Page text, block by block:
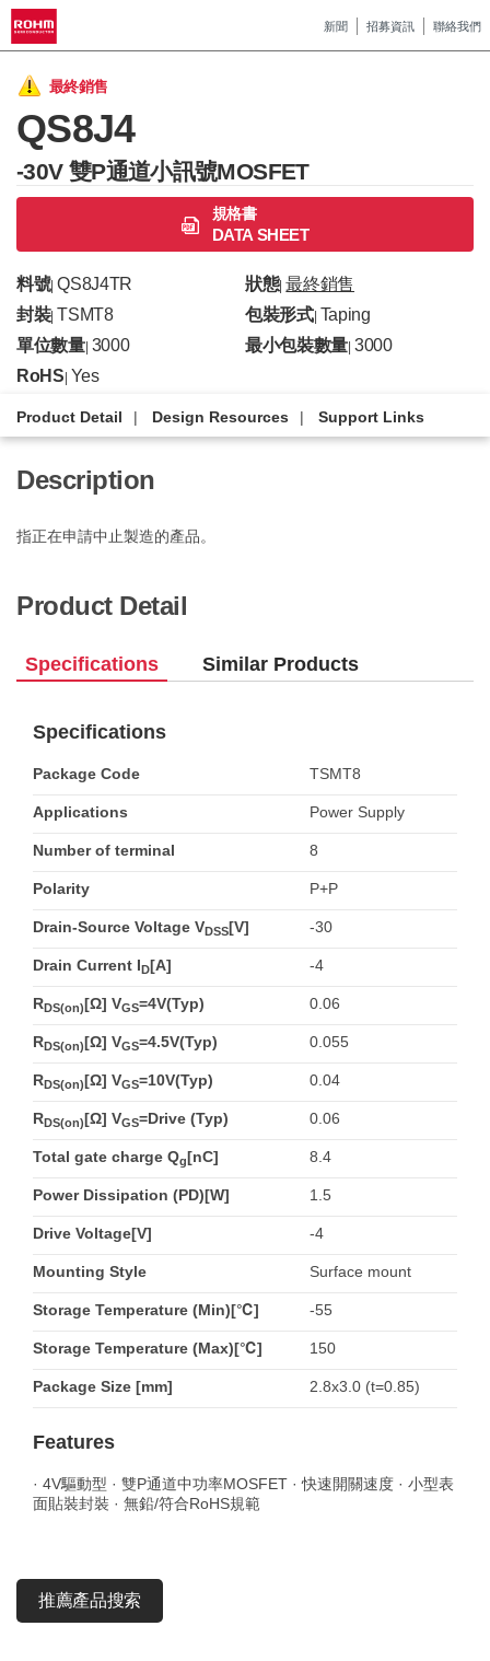
新聞 招募資訊 聯絡我們
最終銷售
QS8J4
-30V 雙P通道小訊號MOSFET
規格書
DATA SHEET
料號|QS8J4TR 狀態|最終銷售
封裝| TSMT8 包裝形式| Taping
單位數量| 3000 最小包裝數量 |3000
RoHS Yes
Product Detail Design Resources Support Links
Description
指正在申請中止製造的產品。
Product Detail
Specifications Similar Products
Specifications
Package Code TSMT8
Applications Power Supply
Number of terminal 8
Polarity P+P
Drain-Source Voltage VDSS[V] -30
Drain Current ID[A] -4
RDS(on)[Ω] VGS=4V(Typ) 0.06
RDS(on)[Ω] VGS=4.5V(Typ) 0.055
RDS(on)[Ω] VGS=10V(Typ) 0.04
RDS(on)[Ω] VGS=Drive (Typ) 0.06
Total gate charge Qg[nC] 8.4
Power Dissipation (PD)[W] 1.5
Drive Voltage[V] -4
Mounting Style Surface mount
Storage Temperature (Min)[℃] -55
Storage Temperature (Max)[℃] 150
Package Size [mm] 2.8x3.0 (t=0.85)
Features
· 4V驅動型 · 雙P通道中功率MOSFET · 快速開關速度 · 小型表
面貼裝封裝 · 無鉛/符合RoHS規範
推薦產品搜索